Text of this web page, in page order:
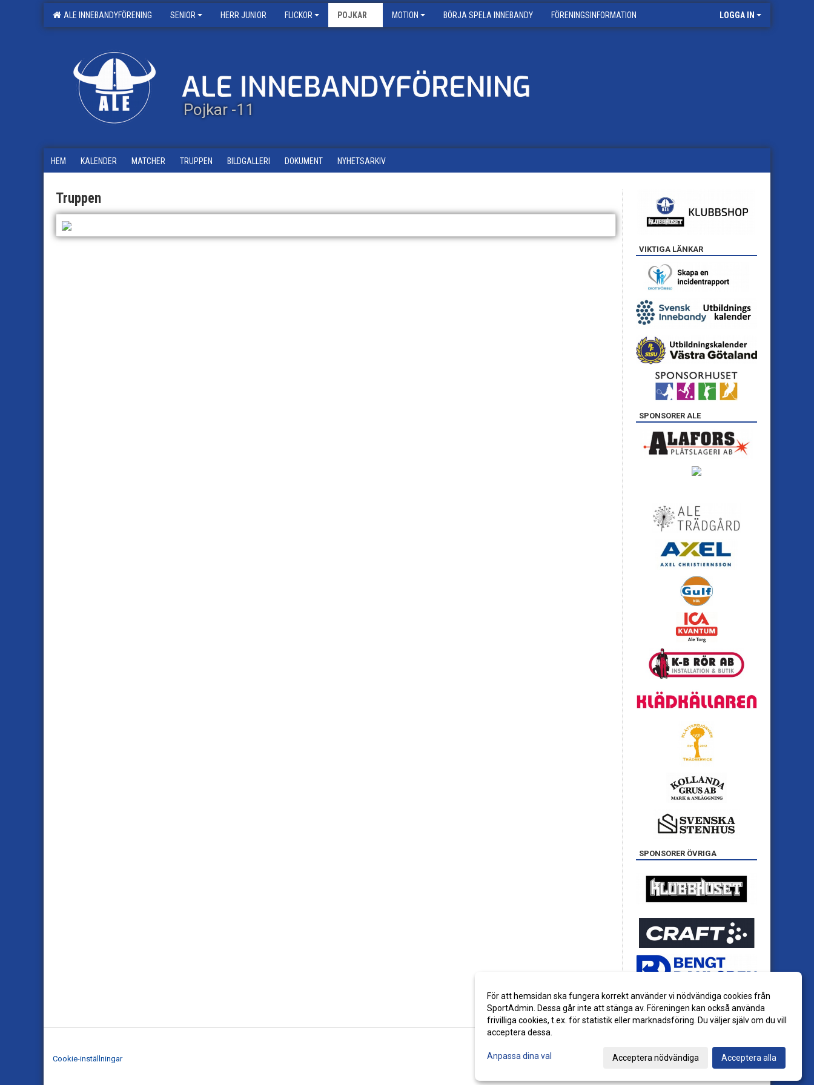
ALE INNEBANDYFÖRENING SENIOR HERR JUNIOR FLICKOR POJKAR MOTION BÖRJA SPELA INNEBANDY FÖRENINGSINFORMATION LOGGA IN
Pojkar -11
HEM KALENDER MATCHER TRUPPEN BILDGALLERI DOKUMENT NYHETSARKIV
Truppen
VIKTIGA LÄNKAR
SPONSORER ALE
SPONSORER ÖVRIGA
Cookie-inställningar
För att hemsidan ska fungera korrekt använder vi nödvändiga cookies från
SportAdmin. Dessa går inte att stänga av. Föreningen kan också använda
frivilliga cookies, t.ex. för statistik eller marknadsföring. Du väljer själv om du vill
acceptera dessa.
Anpassa dina val Acceptera nödvändiga Acceptera alla